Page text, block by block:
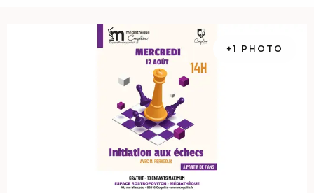
+1 PHOTO